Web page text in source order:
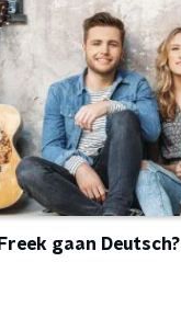
gaan Deutsch?